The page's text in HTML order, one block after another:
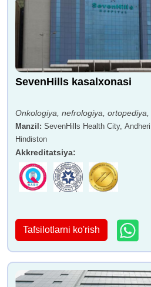
SevenHills kasalxonasi
Onkologiya, nefrologiya,
Manzil : SevenHills Health City,
Hindiston
Akkreditatsiya:
Tafsilotlarni ko'rish